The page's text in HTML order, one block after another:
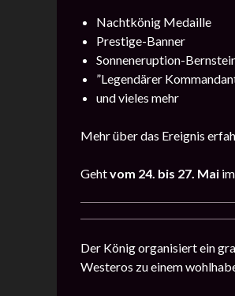
Nachtkönig Medaille
Prestige-Banner
Sonneneruption-
”Legendärer
und vieles mehr
Mehr über das Ereignis
Gehtvom 24. bis 27. Mai
Der König organisiert ein
Westeros zu einem